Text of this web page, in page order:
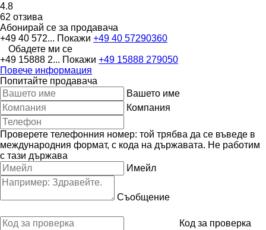
4.8
62 отзива
Абонирай се за продавача
+49 40 572... Покажи +49 40 57290360
Обадете ми се
+49 15888 2... Покажи +49 15888 279050
Повече информация
Попитайте продавача
Вашето име
Компания
Проверете телефонния номер: той трябва да се въведе в
международния формат, с кода на държавата. Не работим
с тази държава
Имейл
Съобщение
Код за проверка